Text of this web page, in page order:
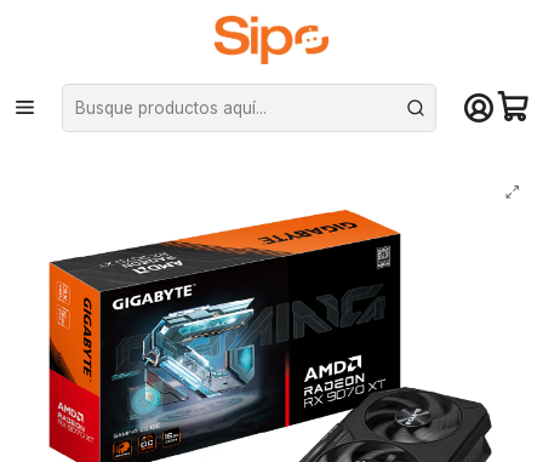
¡Compra hasta mediodía y recibe hoy! De lunes a sábado en el gran
Santiago. Envío gratis desde $29.990
Inicio Componentes PC Tarjeta de vídeo AMD Radeon
Tarjeta de Video Gigabyte RX 9070 XT GAMING OC 16G GDDR6 PciE-5